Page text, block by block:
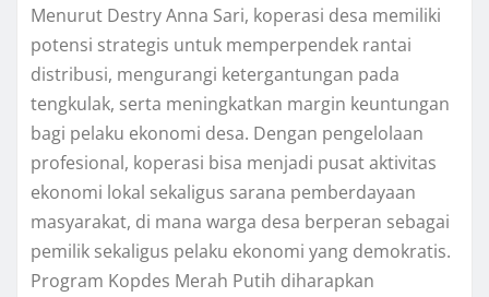
Menurut Destry Anna Sari, koperasi desa memiliki
potensi strategis untuk memperpendek rantai
distribusi, mengurangi ketergantungan pada
tengkulak, serta meningkatkan margin keuntungan
bagi pelaku ekonomi desa. Dengan pengelolaan
profesional, koperasi bisa menjadi pusat aktivitas
ekonomi lokal sekaligus sarana pemberdayaan
masyarakat, di mana warga desa berperan sebagai
pemilik sekaligus pelaku ekonomi yang demokratis.
Program Kopdes Merah Putih diharapkan